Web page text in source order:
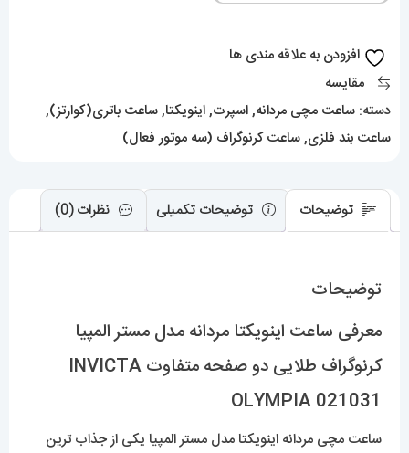
کرنوگراف
طلایی
متفاوت
OLYMPIA
021031
افزودن به علاقه مندی ها
مقایسه
دسته: ساعت مچی مردانه,اسپرت,اینویکتا,ساعت باتری(کوارتز),
ساعت بند فلزی,ساعت کرنوگراف (سه موتور فعال)
توضیحات توضیحات تکمیلی نظرات (0)
توضیحات
معرفی ساعت اینویکتا مردانه مدل مستر المپیا
کرنوگراف طلایی دو صفحه متفاوت INVICTA
OLYMPIA 021031
ساعت مچی مردانه اینویکتا مدل مستر المپیا یکی از جذاب ترین